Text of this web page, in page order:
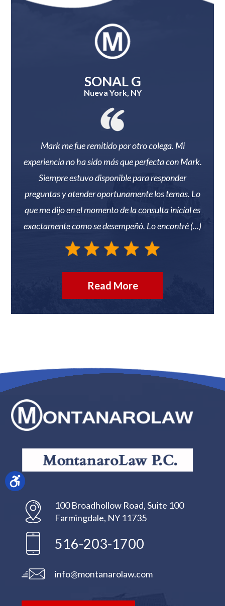
SONAL G
Nueva York, NY
Mark me fue remitido por otro colega. Mi
experiencia no ha sido más que perfecta con Mark.
Siempre estuvo disponible para responder
preguntas y atender oportunamente los temas. Lo
que me dijo en el momento de la consulta inicial es
exactamente como se desempeñó. Lo encontré (...)
Read More
100 Broadhollow Road, Suite 100
Farmingdale, NY 11735
516-203-1700
info@montanarolaw.com